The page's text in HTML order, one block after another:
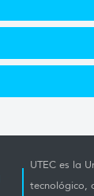
UTEC es la
tecnológico,